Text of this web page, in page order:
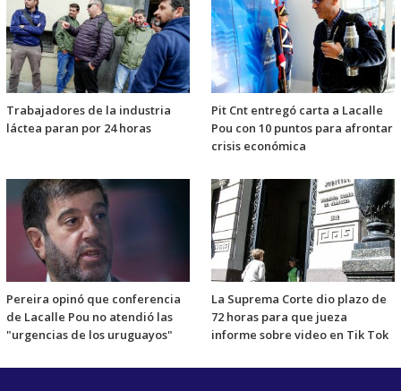
Trabajadores de la industria
láctea paran por 24 horas
Pit Cnt entregó carta a Lacalle
Pou con 10 puntos para afrontar
crisis económica
Pereira opinó que conferencia
de Lacalle Pou no atendió las
"urgencias de los uruguayos"
La Suprema Corte dio plazo de
72 horas para que jueza
informe sobre video en Tik Tok